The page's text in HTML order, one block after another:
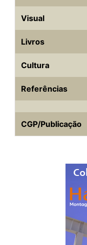
Visual
Livros
Cultura
Referências
CGP/Publicação